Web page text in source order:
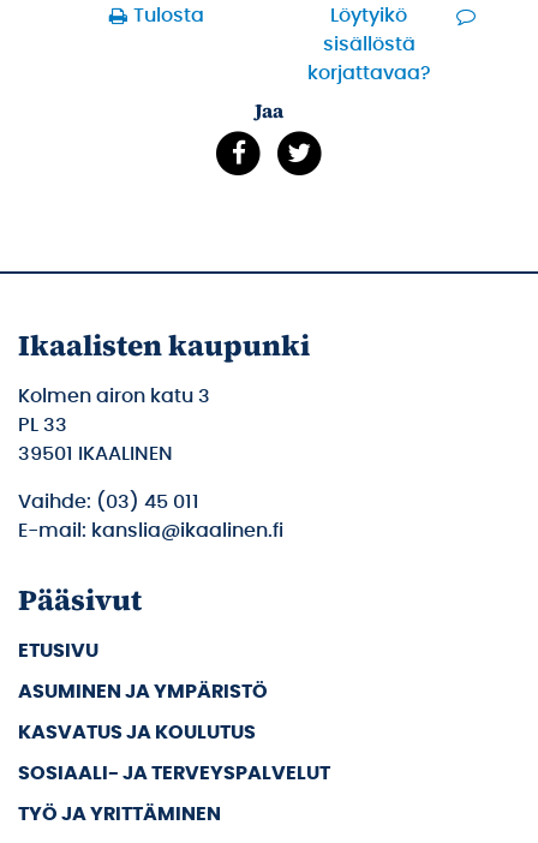
Tulosta
Löytyikö
sisällöstä
korjattavaa?
Jaa
Ikaalisten kaupunki
Kolmen airon katu 3
PL 33
39501 IKAALINEN
Vaihde: (03) 45 011
E-mail: kanslia@ikaalinen.fi
Pääsivut
ETUSIVU
ASUMINEN JA YMPÄRISTÖ
KASVATUS JA KOULUTUS
SOSIAALI- JA TERVEYSPALVELUT
TYÖ JA YRITTÄMINEN